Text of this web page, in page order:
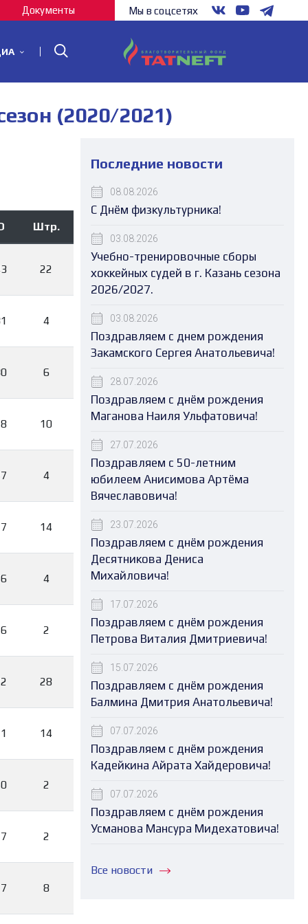
Документы Мы в соцсетях
(2020/2021)
Штр.
22
4
6
10
4
14
4
2
28
14
2
2
8
Последние новости
08.08.2026
С Днём физкультурника!
03.08.2026
Учебно-тренировочные сборы
хоккейных судей в г. Казань сезона
2026/2027.
03.08.2026
Поздравляем с днем рождения
Закамского Сергея Анатольевича!
28.07.2026
Поздравляем с днём рождения
Маганова Наиля Ульфатовича!
27.07.2026
Поздравляем с 50-летним
юбилеем Анисимова Артёма
Вячеславовича!
23.07.2026
Поздравляем с днём рождения
Десятникова Дениса
Михайловича!
17.07.2026
Поздравляем с днём рождения
Петрова Виталия Дмитриевича!
15.07.2026
Поздравляем с днём рождения
Балмина Дмитрия Анатольевича!
07.07.2026
Поздравляем с днём рождения
Кадейкина Айрата Хайдеровича!
07.07.2026
Поздравляем с днём рождения
Усманова Мансура Мидехатовича!
Все новости